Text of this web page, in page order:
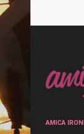
AMICA